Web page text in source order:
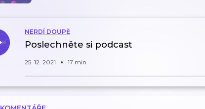
NERDÍ DOUPĚ
Poslechněte si podcast
25. 12. 2021 17 min